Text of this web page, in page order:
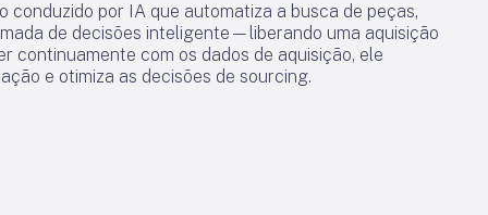
conduzido por IA que automatiza a busca de peças,
de decisões inteligente—liberando uma aquisição
continuamente com os dados de aquisição, ele
e otimiza as decisões de sourcing.